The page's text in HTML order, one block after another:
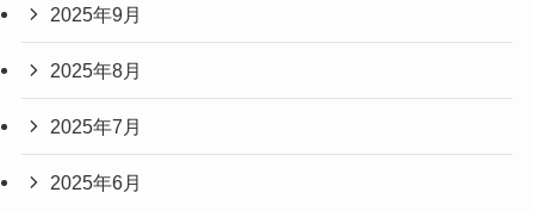
2025年9月
2025年8月
2025年7月
2025年6月